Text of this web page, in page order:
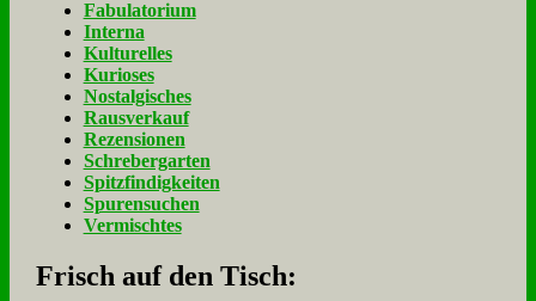
Fabulatorium
Interna
Kulturelles
Kurioses
Nostalgisches
Rausverkauf
Rezensionen
Schrebergarten
Spitzfindigkeiten
Spurensuchen
Vermischtes
Frisch auf den Tisch: